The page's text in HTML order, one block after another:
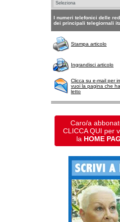
I numeri telefonici delle
dei principali telegiornali
Stampa articolo
Ingrandisci articolo
Clicca su e-mail per
vuoi la pagina che
letto
Caro/a
CLICCA QUI per
la HOME